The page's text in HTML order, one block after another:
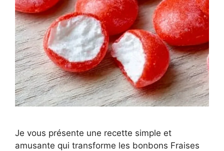
Je vous présente une recette simple et
amusante qui transforme les bonbons Fraises